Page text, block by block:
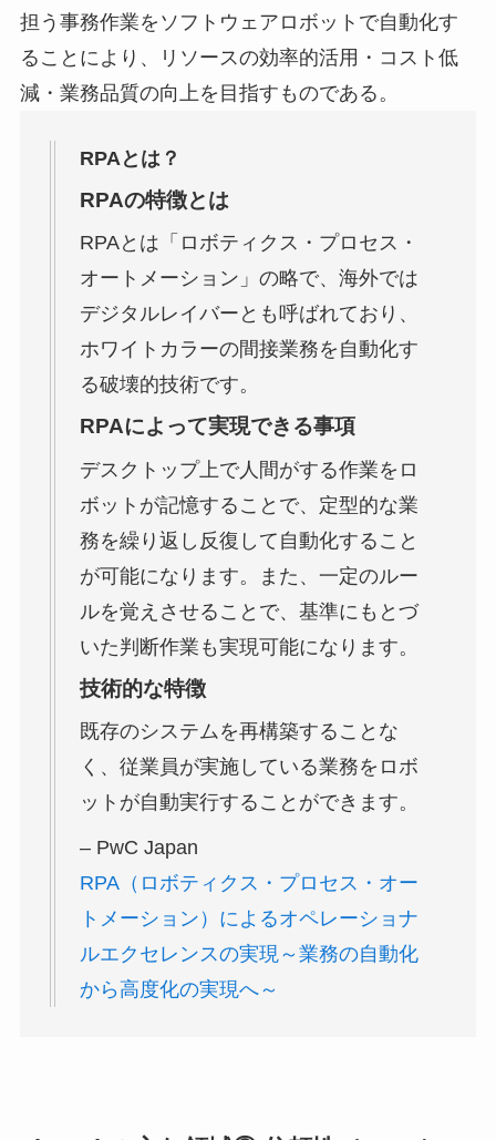
担う事務作業をソフトウェアロボットで自動化す
ることにより、リソースの効率的活用・コスト低
減・業務品質の向上を目指すものである。
RPAとは？
RPAの特徴とは
RPAとは「ロボティクス・プロセス・
オートメーション」の略で、海外では
デジタルレイバーとも呼ばれており、
ホワイトカラーの間接業務を自動化す
る破壊的技術です。
RPAによって実現できる事項
デスクトップ上で人間がする作業をロ
ボットが記憶することで、定型的な業
務を繰り返し反復して自動化すること
が可能になります。また、一定のルー
ルを覚えさせることで、基準にもとづ
いた判断作業も実現可能になります。
技術的な特徴
既存のシステムを再構築することな
く、従業員が実施している業務をロボ
ットが自動実行することができます。
– PwC Japan
RPA（ロボティクス・プロセス・オー
トメーション）によるオペレーショナ
ルエクセレンスの実現～業務の自動化
から高度化の実現へ～